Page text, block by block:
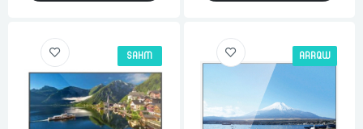
ARRQW
SAHM